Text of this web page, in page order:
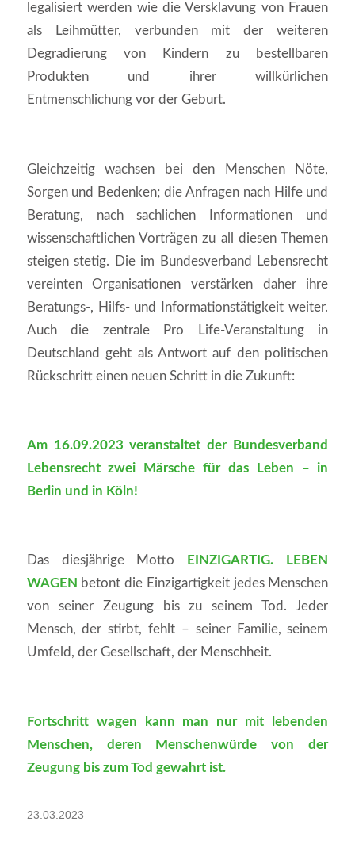
legalisiert werden wie die Versklavung von Frauen
als Leihmütter, verbunden mit der weiteren
Degradierung von Kindern zu bestellbaren
Produkten und ihrer willkürlichen
Entmenschlichung vor der Geburt.
Gleichzeitig wachsen bei den Menschen Nöte,
Sorgen und Bedenken; die Anfragen nach Hilfe und
Beratung, nach sachlichen Informationen und
wissenschaftlichen Vorträgen zu all diesen Themen
steigen stetig. Die im Bundesverband Lebensrecht
vereinten Organisationen verstärken daher ihre
Beratungs-, Hilfs- und Informationstätigkeit weiter.
Auch die zentrale Pro Life-Veranstaltung in
Deutschland geht als Antwort auf den politischen
Rückschritt einen neuen Schritt in die Zukunft:
Am 16.09.2023 veranstaltet der Bundesverband
Lebensrecht zwei Märsche für das Leben – in
Berlin und in Köln!
Das diesjährige Motto
EINZIGARTIG. LEBEN
WAGEN betont die Einzigartigkeit jedes Menschen
von seiner Zeugung bis zu seinem Tod. Jeder
Mensch, der stirbt, fehlt – seiner Familie, seinem
Umfeld, der Gesellschaft, der Menschheit.
Fortschritt wagen kann man nur mit lebenden
Menschen, deren Menschenwürde von der
Zeugung bis zum Tod gewahrt ist.
23.03.2023